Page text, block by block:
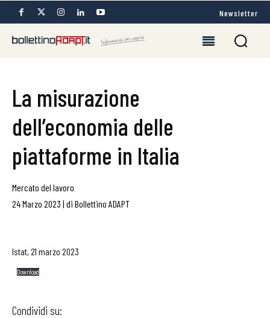
Newsletter
La misurazione
dell’economia delle
piattaforme in Italia
Mercato del lavoro
24 Marzo 2023 | di Bollettino ADAPT
Istat, 21 marzo 2023
Download
Condividi su: